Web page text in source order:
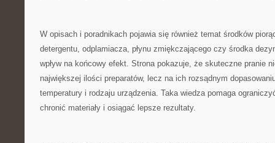
W opisach i poradnikach pojawia się również temat środków
detergentu, odplamiacza, płynu zmiękczającego czy środka
wpływ na końcowy efekt. Strona pokazuje, że skuteczne pranie
największej ilości preparatów, lecz na ich rozsądnym
temperatury i rodzaju urządzenia. Taka wiedza pomaga
chronić materiały i osiągać lepsze rezultaty.